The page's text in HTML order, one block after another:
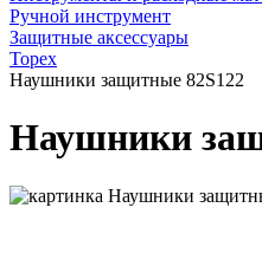
Ручной инструмент
Защитные аксессуары
Topex
Наушники защитные 82S122
Наушники